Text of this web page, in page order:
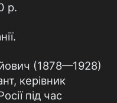
р.
(1878—1928)
керівник
під час